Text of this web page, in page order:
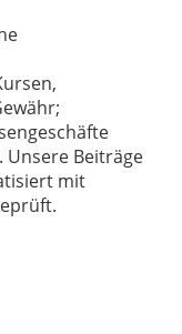
Beiträge
mit